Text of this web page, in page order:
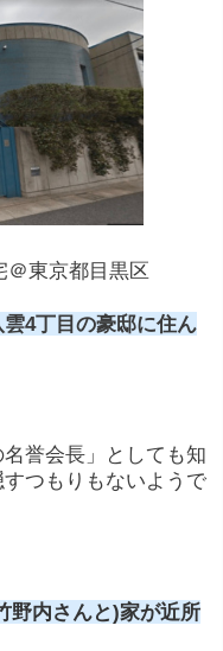
＠東京都目黒区
4丁目の豪邸に住ん
名誉会長」としても知
つもりもないようで
野内さんと)家が近所